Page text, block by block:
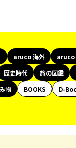
aruco 海外 aruco
歴史時代 旅の図鑑
物 BOOKS
D-